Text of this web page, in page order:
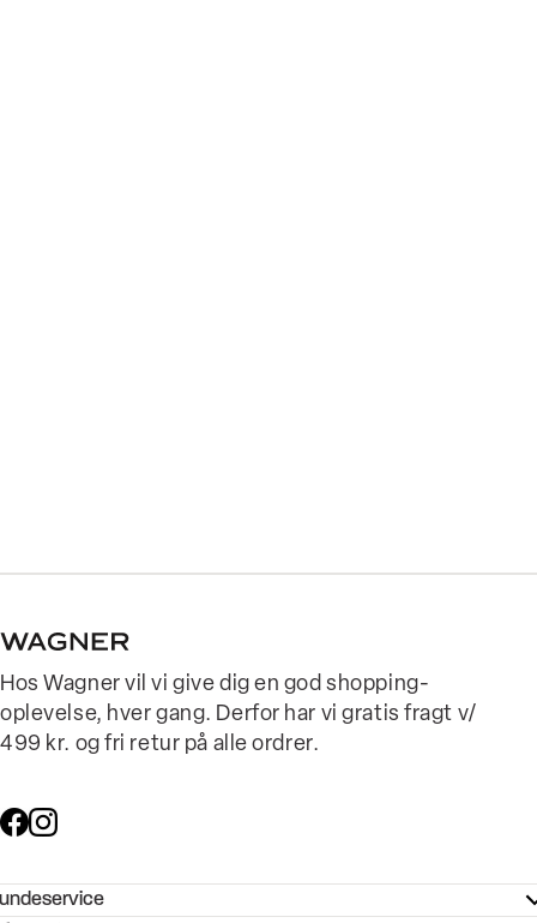
Hos Wagner vil vi give dig en god shopping-
oplevelse, hver gang. Derfor har vi gratis fragt v/
499 kr. og fri retur på alle ordrer.